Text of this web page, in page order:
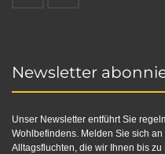
Newsletter
Unser Newsletter entführt Sie
Wohlbefindens. Melden Sie sich
Alltagsfluchten, die wir Ihnen bis